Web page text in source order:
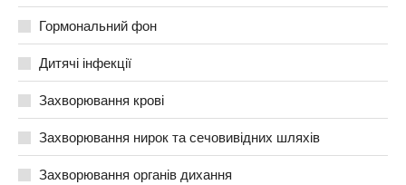
Гормональний фон
Дитячі інфекції
Захворювання крові
Захворювання нирок та сечовивідних шляхів
Захворювання органів дихання